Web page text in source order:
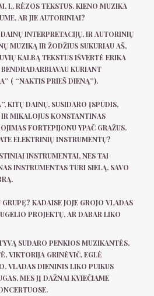
L. RĖZOS TEKSTUS. KIENO MUZIKA
AR JIE AUTORINIAI?
INTERPRETACIJŲ, IR AUTORINIŲ
MUZIKĄ IR ŽODŽIUS SUKURIAU AŠ,
KALBĄ TEKSTUS IŠVERTĖ ERIKA
KURIANT
( “NAKTIS PRIEŠ DIENĄ”).
KITŲ DAINŲ, SUSIDARO ĮSPŪDIS,
MIKALOJUS KONSTANTINAS
FORTEPIJONU YPAČ GRAŽUS.
ELEKTRINIŲ INSTRUMENTŲ?
INSTRUMENTAI, NES TAI
INSTRUMENTAS TURI SIELĄ, SAVO
KADAISE JOJE GROJO VLADAS
PROJEKTŲ, AR DABAR LIKO
SUDARO PENKIOS MUZIKANTĖS,
VIKTORIJA GRINĖVIČ, EGLĖ
VLADAS DIENINIS LIKO PUIKUS
MES JĮ DAŽNAI KVIEČIAME